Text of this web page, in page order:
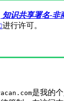
知识共享署名-非
进行许可。
是我的